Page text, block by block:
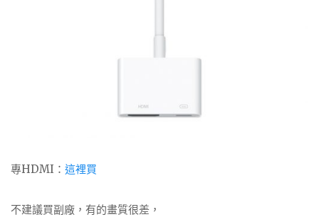
專HDMI： 這裡買
不建議買副廠，有的畫質很差，